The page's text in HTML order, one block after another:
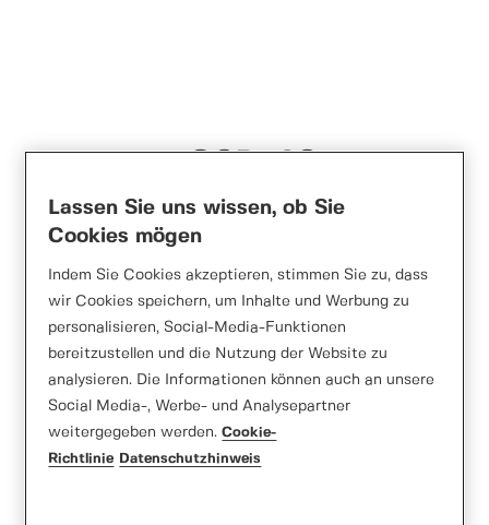
Lassen Sie uns wissen, ob Sie
Cookies mögen
Indem Sie Cookies akzeptieren, stimmen Sie zu, dass
wir Cookies speichern, um Inhalte und Werbung zu
personalisieren, Social-Media-Funktionen
bereitzustellen und die Nutzung der Website zu
analysieren. Die Informationen können auch an unsere
Social Media-, Werbe- und Analysepartner
weitergegeben werden.Cookie-
Richtlinie
Datenschutzhinweis